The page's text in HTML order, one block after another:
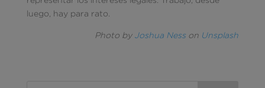
luego, hay para rato.
Photo by Joshua Nesson Unsplash